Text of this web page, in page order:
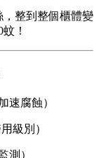
整到整個櫃體變
！
速腐蝕）
級別）
測）